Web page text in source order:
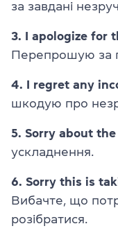
за завдані
3. I apologize for
Перепрошую за
4. I regret any
шкодую про
5. Sorry about
ускладнення.
6. Sorry this is
Вибачте, що
розібратися.